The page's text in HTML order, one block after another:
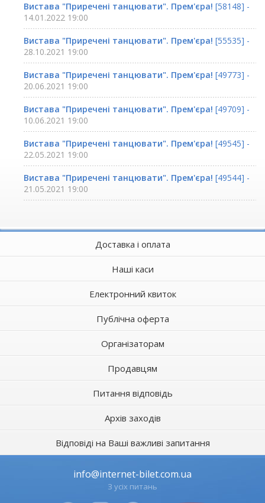
Вистава "Приречені танцювати". Прем'єра! [58148] -
14.01.2022 19:00
Вистава "Приречені танцювати". Прем'єра! [55535] -
28.10.2021 19:00
Вистава "Приречені танцювати". Прем'єра! [49773] -
20.06.2021 19:00
Вистава "Приречені танцювати". Прем'єра! [49709] -
10.06.2021 19:00
Вистава "Приречені танцювати". Прем'єра! [49545] -
22.05.2021 19:00
Вистава "Приречені танцювати". Прем'єра! [49544] -
21.05.2021 19:00
Доставка і оплата
Наші каси
Електронний квиток
Публічна оферта
Організаторам
Продавцям
Питання відповідь
Архів заходів
Відповіді на Ваші важливі запитання
info@internet-bilet.com.ua
З усіх питань